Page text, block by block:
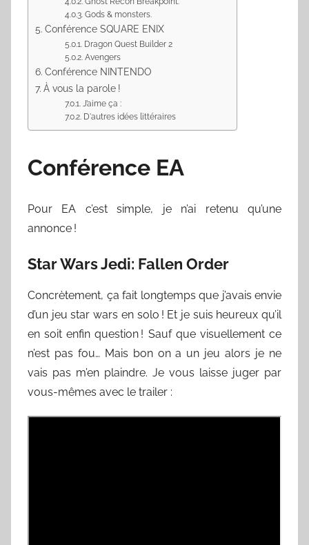
Gods & monsters.
Conférence SQUARE ENIX
Dragon Quest Builder 2
Avengers
Conférence NINTENDO
À vous la parole !
J’aime ça :
D'autres idées littéraires
Conférence EA
Pour EA c’est simple, je n’ai retenu qu’une
annonce !
Star Wars Jedi: Fallen Order
Concrètement, ça fait longtemps que j’avais envie
d’un jeu star wars en solo ! Et je suis heureux qu’il
en soit enfin question ! Sauf que visuellement ce
n’est pas fou… Mais bon on a un jeu alors je ne
vais pas m’en plaindre. Je vous laisse juger par
vous-mêmes avec le trailer :